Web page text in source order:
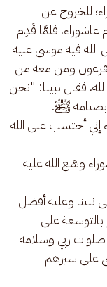
للخروج عن
فلمَّا قَدِم
الله فيه موسى عليه
ومن معه من
فقال نبينا: "نحن
بصيامه ﷺ.
أحتسب على الله
وسَّع الله عليه
وعليه أفضل
على
صلوات ربي وسلامه
على سيرهم